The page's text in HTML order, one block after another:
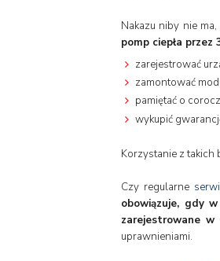
Nakazu niby nie
pomp ciepła
zarejestrować
zamontować
pamiętać o
wykupić
Korzystanie z
Czy regularne
obowiązuje, gdy
zarejestrowane w
uprawnieniami.